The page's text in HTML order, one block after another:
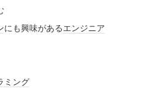
にも興味があるエンジニア
ミング